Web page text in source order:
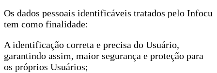
Os dados pessoais identificáveis tratados pelo Infocu
tem como finalidade:
A identificação correta e precisa do Usuário,
garantindo assim, maior segurança e proteção para
os próprios Usuários;